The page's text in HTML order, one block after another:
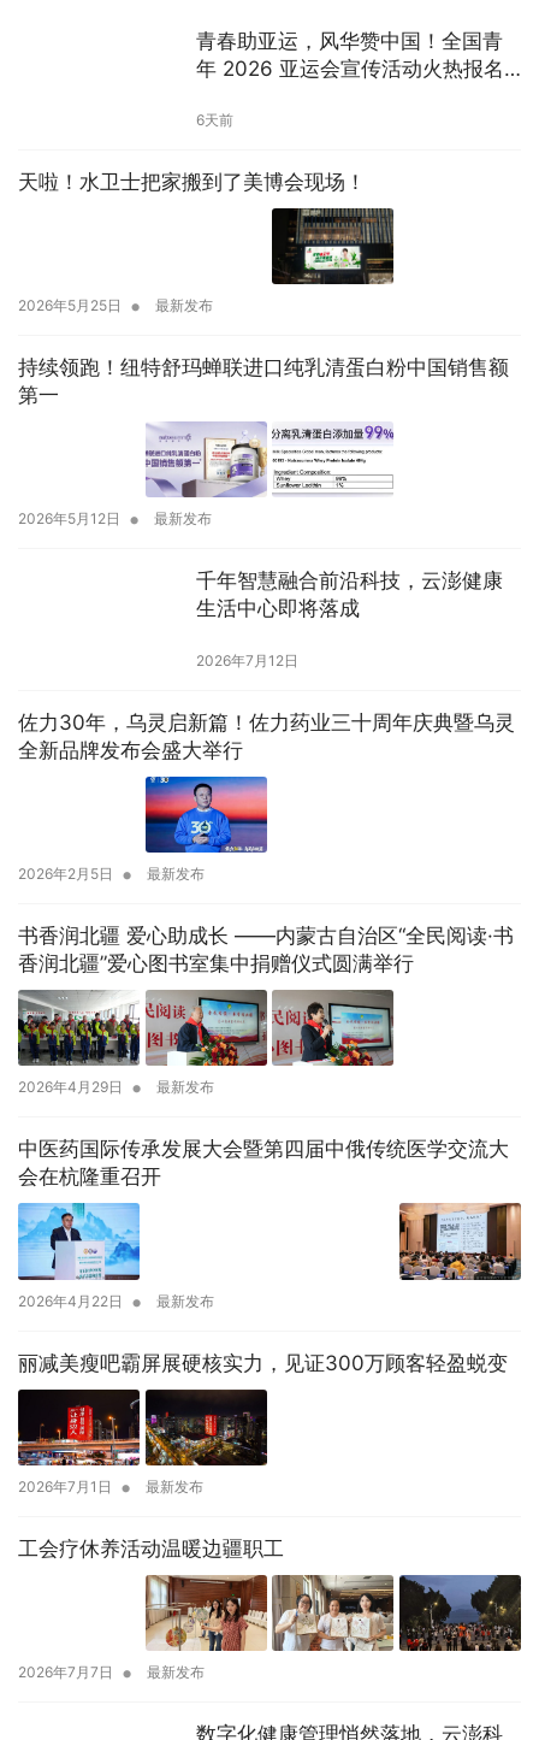
青春助亚运，风华赞中国！全国青
年 2026 亚运会宣传活动火热报名
6天前
天啦！水卫士把家搬到了美博会现场！
2026年5月25日 • 最新发布
持续领跑！纽特舒玛蝉联进口纯乳清蛋白粉中国销售额
第一
2026年5月12日 • 最新发布
千年智慧融合前沿科技，云澎健康
生活中心即将落成
2026年7月12日
佐力30年，乌灵启新篇！佐力药业三十周年庆典暨乌灵
全新品牌发布会盛大举行
2026年2月5日 • 最新发布
书香润北疆 爱心助成长 ——内蒙古自治区“全民阅读·书
香润北疆”爱心图书室集中捐赠仪式圆满举行
2026年4月29日 • 最新发布
中医药国际传承发展大会暨第四届中俄传统医学交流大
会在杭隆重召开
2026年4月22日 • 最新发布
丽减美瘦吧霸屏展硬核实力，见证300万顾客轻盈蜕变
2026年7月1日 • 最新发布
工会疗休养活动温暖边疆职工
2026年7月7日 • 最新发布
数字化健康管理悄然落地，云澎科